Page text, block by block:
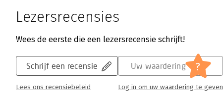
Lezersrecensies
Wees de eerste die een lezersrecensie schrijft!
Schrijf een recensie
Lees ons recensiebeleid
Uw waardering ?
Log in om uw waardering te geven